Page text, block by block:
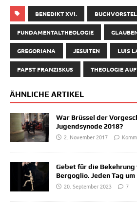
BENEDIKT XVI.
FUNDAMENTALTHEOLOGIE
GREGORIANA JESUITEN LUIS
PAPST FRANZISKUS THEOLOGIE
ÄHNLICHE ARTIKEL
War Brüssel der
Jugendsynode 2018?
2. November 2017
Gebet für die Bekehrung
Bergoglio. Jeden Tag um
20. September 2023
7